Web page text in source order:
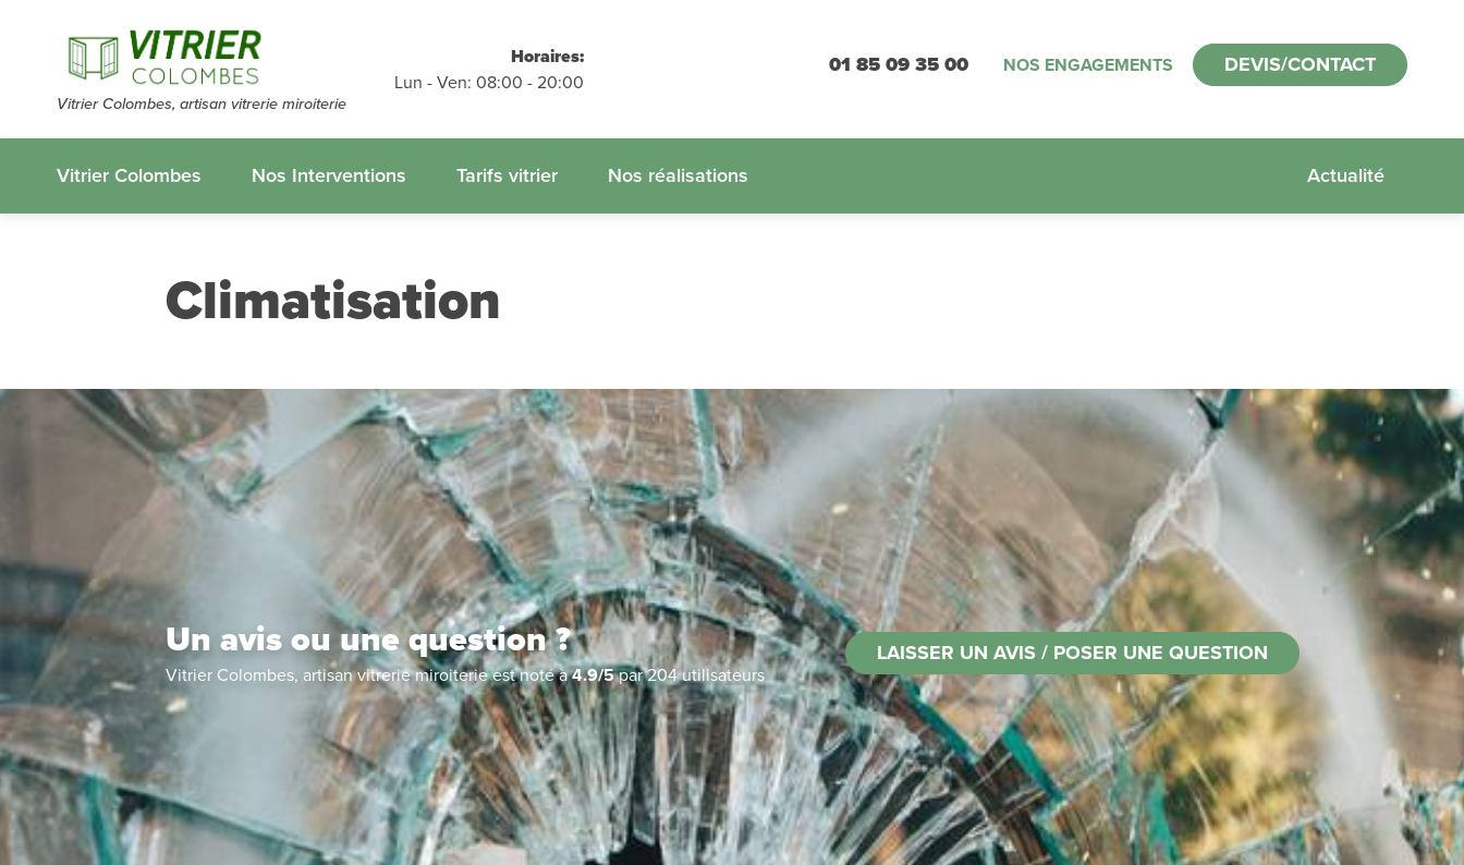
Vitrier Colombes, artisan vitrerie miroiterie
Horaires:
Lun - Ven: 08:00 - 20:00
01 85 09 35 00 NOS ENGAGEMENTS DEVIS/CONTACT
Vitrier Colombes Actualité
Nos Interventions Tarifs vitrier Nos réalisations
Devis et déplacements
gratuits
sans engagement
appelez-nous :01.85.09.35.00
Climatisation
Un avis ou une question ?
Vitrier Colombes, artisan vitrerie miroiterieest noté à4.9/5 par204utilisateurs
LAISSER UN AVIS / POSER UNE QUESTION